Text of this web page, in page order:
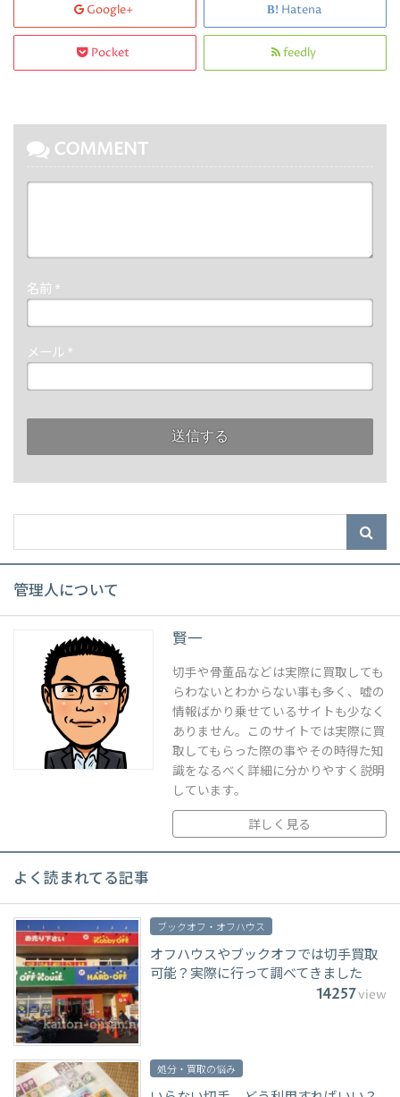
Google+ Hatena
Pocket feedly
COMMENT
名前 *
メール *
管理人について
賢一
切手や骨董品などは実際に買取しても
らわないとわからない事も多く、嘘の
情報ばかり乗せているサイトも少なく
ありません。このサイトでは実際に買
取してもらった際の事やその時得た知
識をなるべく詳細に分かりやすく説明
しています。
詳しく見る
よく読まれてる記事
ブックオフ・オフハウス
オフハウスやブックオフでは切手買取
可能？実際に行って調べてきました
14257view
処分・買取の悩み